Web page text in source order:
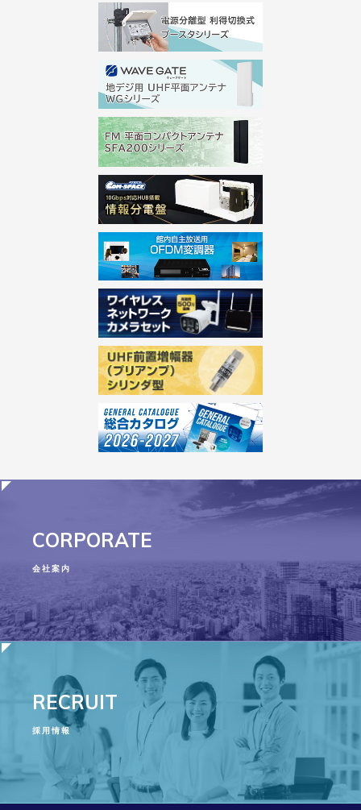
CORPORATE
会社案内
RECRUIT
採用情報